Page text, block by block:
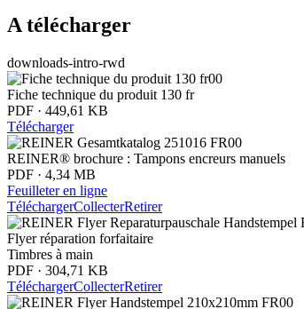
A télécharger
downloads-intro-rwd
Fiche technique du produit 130 fr
PDF · 449,61 KB
Télécharger
REINER® brochure : Tampons encreurs manuels
PDF · 4,34 MB
Feuilleter en ligne
TéléchargerCollecterRetirer
Flyer réparation forfaitaire
Timbres à main
PDF · 304,71 KB
TéléchargerCollecterRetirer